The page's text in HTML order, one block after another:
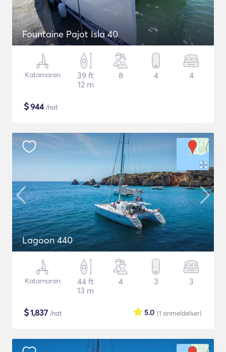
Fountaine Pajot Isla 40
Katamaran
39 ft
12 m
8 4 4
$944/nat
Lagoon 440
Katamaran
44 ft
13 m
4 3 3
$1,837 /nat (1 anmeldelser)
5.0